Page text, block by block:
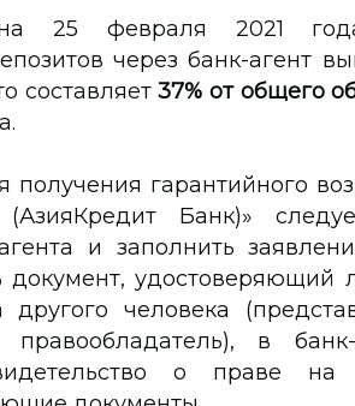
25 февраля 2021
через банк-агент
составляет37% от общего
получения гарантийного
Банк)»
и заполнить
документ, удостоверяющий
другого человека
в банк-
о праве